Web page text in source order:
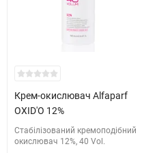
Крем-окислювач Alfaparf
OXID'O 12%
Стабілізований кремоподібний
окислювач 12%, 40 Vol.